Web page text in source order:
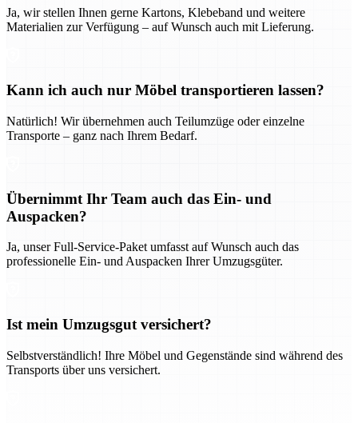
Ja, wir stellen Ihnen gerne Kartons, Klebeband und weitere
Materialien zur Verfügung – auf Wunsch auch mit Lieferung.
Kann ich auch nur Möbel transportieren lassen?
Natürlich! Wir übernehmen auch Teilumzüge oder einzelne
Transporte – ganz nach Ihrem Bedarf.
Übernimmt Ihr Team auch das Ein- und
Auspacken?
Ja, unser Full-Service-Paket umfasst auf Wunsch auch das
professionelle Ein- und Auspacken Ihrer Umzugsgüter.
Ist mein Umzugsgut versichert?
Selbstverständlich! Ihre Möbel und Gegenstände sind während des
Transports über uns versichert.